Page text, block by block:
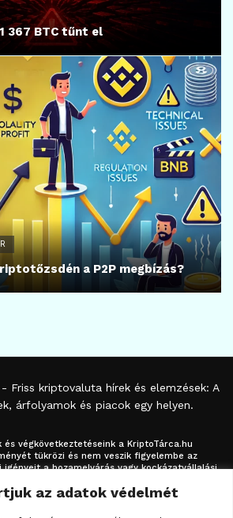
az adatok védelmét
367 BTC tűnt el
a P2P megbízás?
- Friss kriptovaluta hírek és elemzések: A
árfolyamok és piacok egy helyen.
és végkövetkeztetéseink a KriptoTárca.hu
tükrözi és nem veszik figyelembe az
a hozamelvárás vagy kockázatvállalási
befektetési ajánlásnak, értékpapír /
/ cloud mining stb. jegyzésére / vételére /
azok kizárólag tájékoztatásul